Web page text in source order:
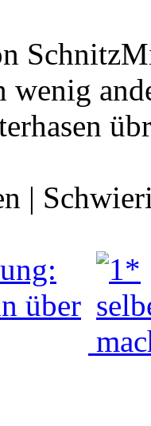
wenig
|